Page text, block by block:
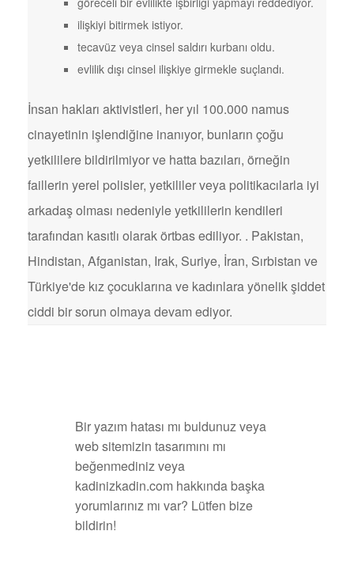
ilişkiyi bitirmek istiyor.
tecavüz veya cinsel saldırı kurbanı oldu.
evlilik dışı cinsel ilişkiye girmekle suçlandı.
İnsan hakları aktivistleri, her yıl 100.000 namus
cinayetinin işlendiğine inanıyor, bunların çoğu
yetkililere bildirilmiyor ve hatta bazıları, örneğin
faillerin yerel polisler, yetkililer veya politikacılarla iyi
arkadaş olması nedeniyle yetkililerin kendileri
tarafından kasıtlı olarak örtbas ediliyor. . Pakistan,
Hindistan, Afganistan, Irak, Suriye, İran, Sırbistan ve
Türkiye'de kız çocuklarına ve kadınlara yönelik şiddet
ciddi bir sorun olmaya devam ediyor.
Bir yazım hatası mı buldunuz veya
web sitemizin tasarımını mı
beğenmediniz veya
kadinizkadin.com hakkında başka
yorumlarınız mı var? Lütfen bize
bildirin!